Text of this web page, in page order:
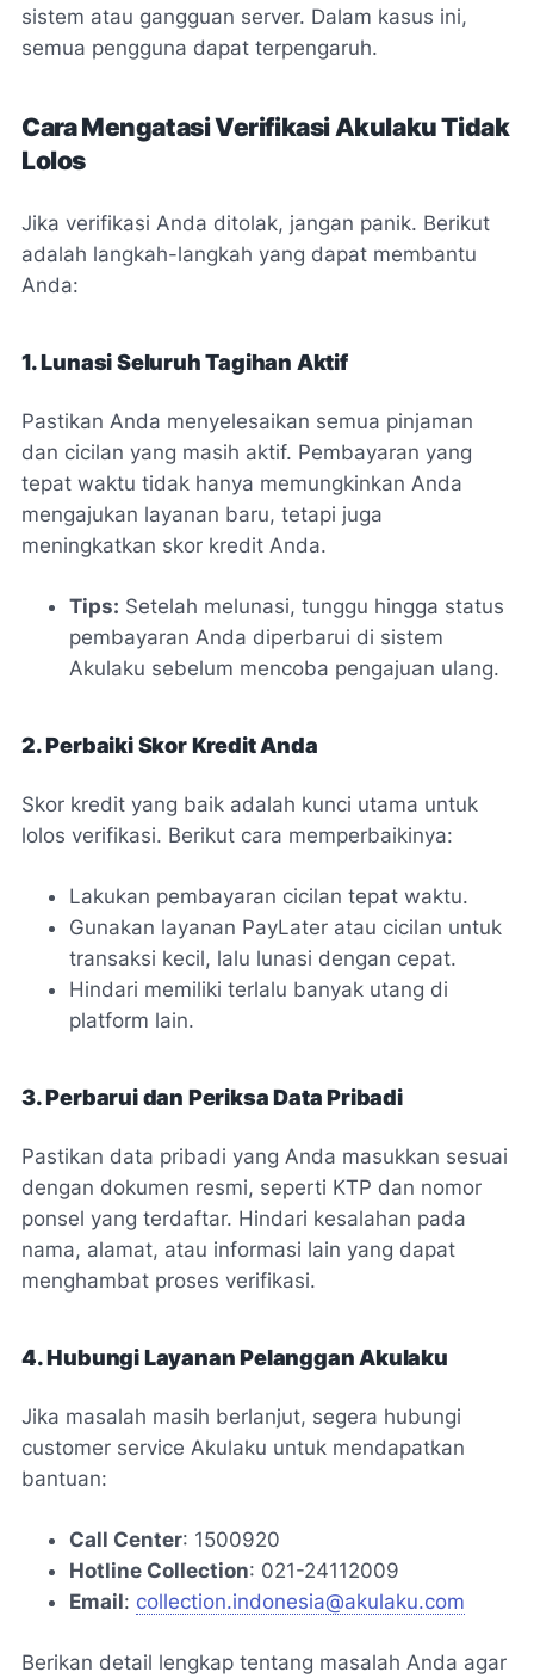
sistem atau gangguan server. Dalam kasus ini,
semua pengguna dapat terpengaruh.
Cara Mengatasi Verifikasi Akulaku Tidak
Lolos
Jika verifikasi Anda ditolak, jangan panik. Berikut
adalah langkah-langkah yang dapat membantu
Anda:
1. Lunasi Seluruh Tagihan Aktif
Pastikan Anda menyelesaikan semua pinjaman
dan cicilan yang masih aktif. Pembayaran yang
tepat waktu tidak hanya memungkinkan Anda
mengajukan layanan baru, tetapi juga
meningkatkan skor kredit Anda.
Tips: Setelah melunasi, tunggu hingga status
pembayaran Anda diperbarui di sistem
Akulaku sebelum mencoba pengajuan ulang.
2. Perbaiki Skor Kredit Anda
Skor kredit yang baik adalah kunci utama untuk
lolos verifikasi. Berikut cara memperbaikinya:
Lakukan pembayaran cicilan tepat waktu.
Gunakan layanan PayLater atau cicilan untuk
transaksi kecil, lalu lunasi dengan cepat.
Hindari memiliki terlalu banyak utang di
platform lain.
3. Perbarui dan Periksa Data Pribadi
Pastikan data pribadi yang Anda masukkan sesuai
dengan dokumen resmi, seperti KTP dan nomor
ponsel yang terdaftar. Hindari kesalahan pada
nama, alamat, atau informasi lain yang dapat
menghambat proses verifikasi.
4. Hubungi Layanan Pelanggan Akulaku
Jika masalah masih berlanjut, segera hubungi
customer service Akulaku untuk mendapatkan
bantuan:
Call Center: 1500920
Hotline Collection: 021-24112009
Email: collection.indonesia@akulaku.com
Berikan detail lengkap tentang masalah Anda agar